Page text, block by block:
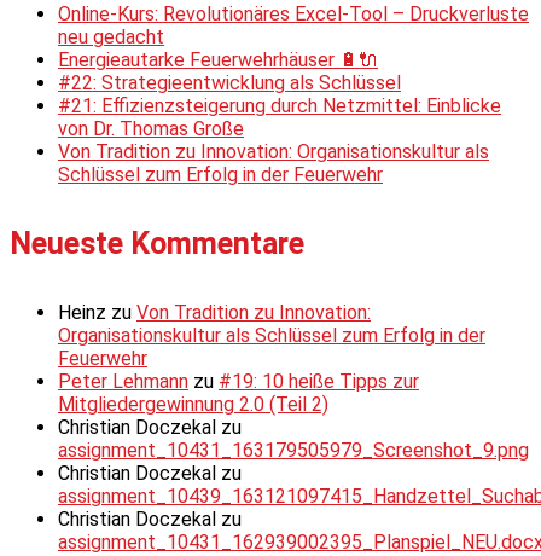
Online-Kurs: Revolutionäres Excel-Tool – Druckverluste
neu gedacht
Energieautarke Feuerwehrhäuser 🔋🔌
#22: Strategieentwicklung als Schlüssel
#21: Effizienzsteigerung durch Netzmittel: Einblicke
von Dr. Thomas Große
Von Tradition zu Innovation: Organisationskultur als
Schlüssel zum Erfolg in der Feuerwehr
Neueste Kommentare
Heinz zu Von Tradition zu Innovation:
Organisationskultur als Schlüssel zum Erfolg in der
Feuerwehr
Peter Lehmann zu #19: 10 heiße Tipps zur
Mitgliedergewinnung 2.0 (Teil 2)
Christian Doczekal zu
assignment_10431_163179505979_Screenshot_9.png
Christian Doczekal zu
Christian Doczekal zu